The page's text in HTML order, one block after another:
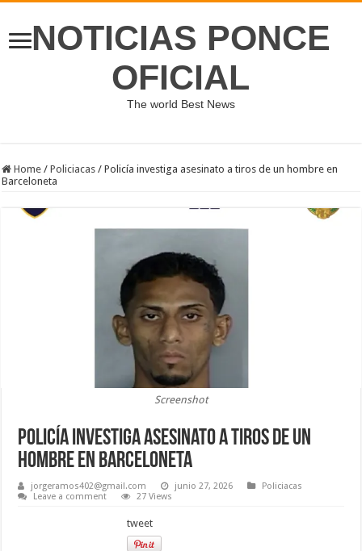
NOTICIAS PONCE
OFICIAL
The world Best News
Home / Policiacas / Policía investiga asesinato a tiros de un hombre en
Barceloneta
Screenshot
Policía investiga asesinato a tiros de un
hombre en Barceloneta
jorgeramos402@gmail.com junio 27, 2026
Policiacas
Leave a comment
27 Views
tweet